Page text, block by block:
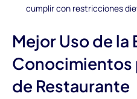
cumplir con restricciones
Mejor Uso de la
Conocimientos
de Restaurante